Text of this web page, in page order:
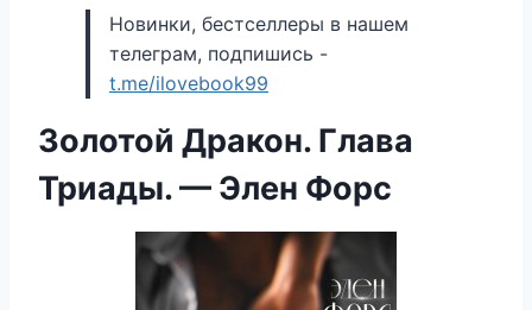
Новинки, бестселлеры в нашем
телеграм, подпишись -
t.me/ilovebook99
Золотой Дракон. Глава
Триады. — Элен Форс